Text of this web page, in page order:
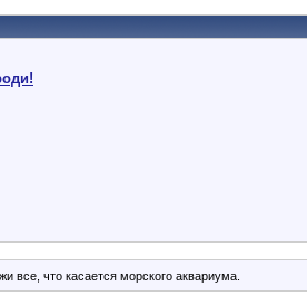
все, что касается морского аквариума.